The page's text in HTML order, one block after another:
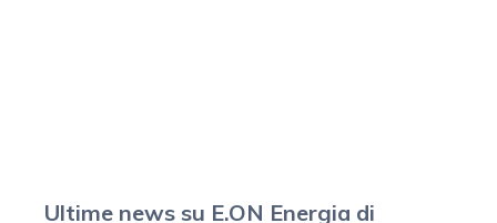
Ultime news su E.ON Energia di